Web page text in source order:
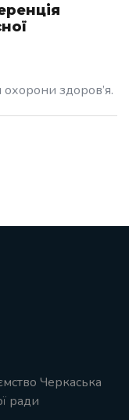
здоров’я.
Черкаська
ради